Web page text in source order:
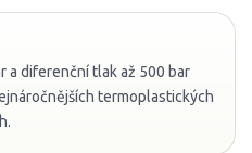
a diferenční tlak až 500 bar
termoplastických